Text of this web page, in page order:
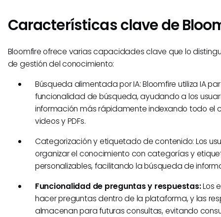
Características clave de
Bloomfire ofrece varias capacidades clave que lo
de gestión del conocimiento:
Búsqueda alimentada por IA: Bloomfire utiliza IA
funcionalidad de búsqueda, ayudando a los
información más rápidamente indexando todo el
videos y PDFs.
Categorización y etiquetado de contenido: Los
organizar el conocimiento con categorías y
personalizables, facilitando la búsqueda de
Funcionalidad de preguntas y respuestas:Los
hacer preguntas dentro de la plataforma, y las
almacenan para futuras consultas, evitando